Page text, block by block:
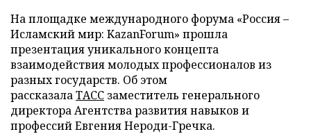
На площадке международного форума «Россия –
Исламский мир: KazanForum» прошла
презентация уникального концепта
взаимодействия молодых профессионалов из
разных государств. Об этом
рассказалаТАСС заместитель генерального
директора Агентства развития навыков и
профессий Евгения Нероди-Гречка.